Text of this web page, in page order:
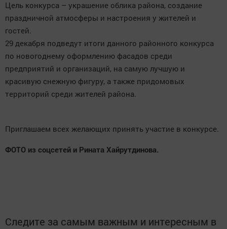
Цель конкурса – украшение облика района, создание
праздничной атмосферы и настроения у жителей и
гостей.
29 декабря подведут итоги данного районного конкурса
по новогоднему оформлению фасадов среди
предприятий и организаций, на самую лучшую и
красивую снежную фигуру, а также придомовых
территорий среди жителей района.
Приглашаем всех желающих принять участие в конкурсе.
ФОТО из соцсетей и Рината Хайрутдинова.
Следите за самым важным и интересным в